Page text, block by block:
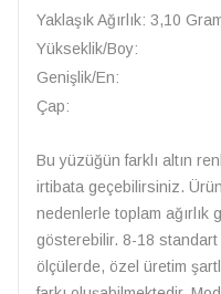
Yaklaşık Ağırlık: 3,10
Yükseklik/Boy:
Genişlik/En:
Çap:
Bu yüzüğün farklı altın
irtibata geçebilirsiniz.
nedenlerle toplam ağırlık
gösterebilir. 8-18 standart
ölçülerde, özel üretim